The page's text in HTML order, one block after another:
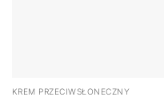
KREM PRZECIWSŁONECZNY